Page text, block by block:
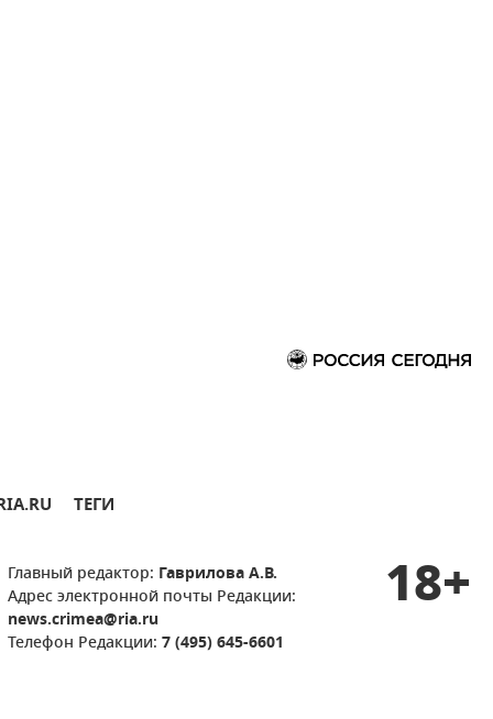
ТЕГИ
Главный редактор: Гаврилова А.В.
Адрес электронной почты Редакции:
news.crimea@ria.ru
Телефон Редакции: 7 (495) 645-6601
18+